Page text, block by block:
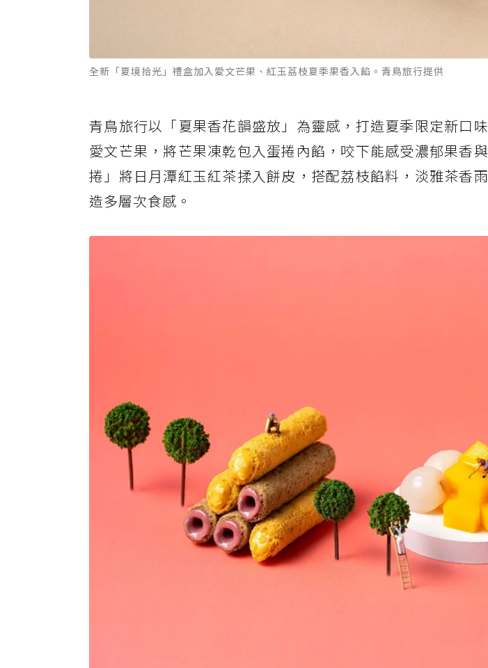
全新「夏境拾光」禮盒加入愛文芒果、紅玉荔枝夏季果香入餡。青鳥旅行提供
青鳥旅行以「夏果香花韻盛放」為靈感，打造夏季限定新口
愛文芒果，將芒果凍乾包入蛋捲內餡，咬下能感受濃郁果香
捲」將日月潭紅玉紅茶揉入餅皮，搭配荔枝餡料，淡雅茶香
造多層次食感。